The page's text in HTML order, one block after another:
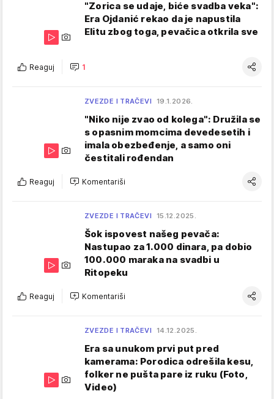
"Zorica se udaje, biće svadba veka":
Era Ojdanić rekao da je napustila
Elitu zbog toga, pevačica otkrila sve
Reaguj 1
ZVEZDE I TRAČEVI 19.1.2026.
"Niko nije zvao od kolega": Družila se
s opasnim momcima devedesetih i
imala obezbeđenje, a samo oni
čestitali rođendan
Reaguj Komentariši
ZVEZDE I TRAČEVI 15.12.2025.
Šok ispovest našeg pevača:
Nastupao za 1.000 dinara, pa dobio
100.000 maraka na svadbi u
Ritopeku
Reaguj Komentariši
ZVEZDE I TRAČEVI 14.12.2025.
Era sa unukom prvi put pred
kamerama: Porodica odrešila kesu,
folker ne pušta pare iz ruku (Foto,
Video)